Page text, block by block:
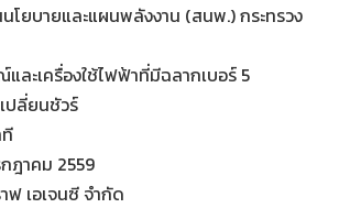
นโยบายและแผนพลังงาน (สนพ.) กระทรวง
ะเครื่องใช้ไฟฟ้าที่มีฉลากเบอร์ 5
ปลี่ยนชัวร์
ฎาคม 2559
ฟ เอเจนซี จำกัด